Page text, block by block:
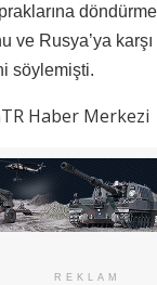
ve Rusya’ya karşı
söylemişti.
Haber Merkezi
REKLAM